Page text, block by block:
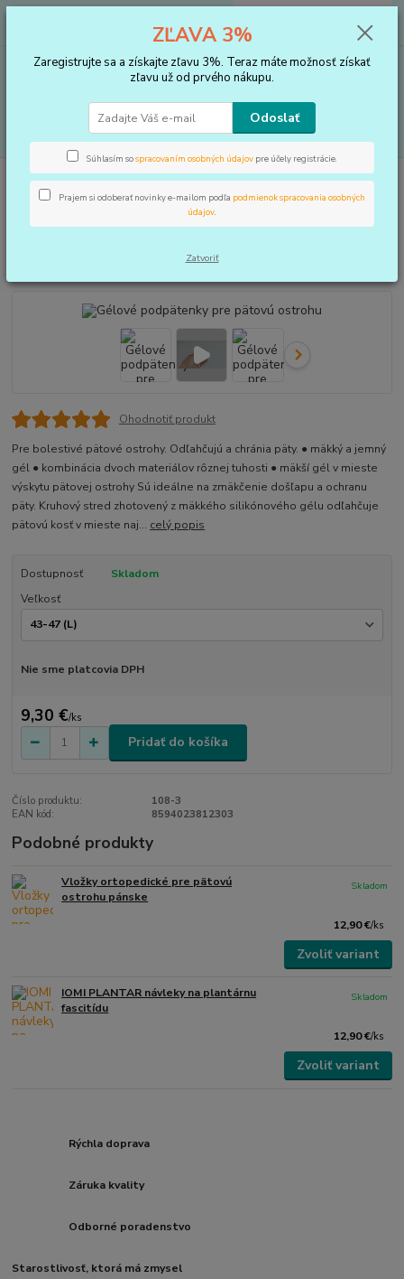
za0 €
Úvod VLOŽKY DO TOPÁNOK, KOREKTORY
Podpätenky a pätičky
Gélové podpätenky pre pätovú ostrohu
Gélové podpätenky pre pätovú
Ohodnotiť produkt
Pre bolestivé pätové ostrohy. Odľahčujú a chránia päty. ● mäkký a jemný
gél ● kombinácia dvoch materiálov rôznej tuhosti ● mäkší gél v mieste
výskytu pätovej ostrohy Sú ideálne na zmäkčenie došľapu a ochranu
päty. Kruhový stred zhotovený z mäkkého silikónového gélu odľahčuje
pätovú kosť v mieste naj... celý popis
Dostupnosť
Skladom
Veľkosť
Nie sme platcovia DPH
9,30 €/ks
Pridať do košíka
Číslo produktu:
108-3
EAN kód:
8594023812303
Podobné produkty
Vložky ortopedické pre pätovú
ostrohu pánske
12,90 €/ks
Skladom
Zvoliť variant
IOMI PLANTAR návleky na plantárnu
fascitídu
12,90 €/ks
Skladom
Zvoliť variant
Rýchla doprava
Záruka kvality
Odborné poradenstvo
Starostlivosť, ktorá má zmysel
ZĽAVA 3%
Zaregistrujte sa a získajte zľavu 3%. Teraz máte možnosť získať
zľavu už od prvého nákupu.
Odoslať
Súhlasím sospracovaním osobných údajov pre účely registrácie.
Prajem si odoberať novinky e-mailom podľa podmienok spracovania osobných
údajov.
Zatvoriť